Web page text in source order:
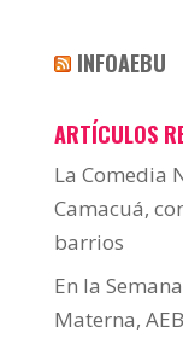
INFOAEBU
ARTÍCULOS
La Comedia
Camacuá,
barrios
En la
Materna,